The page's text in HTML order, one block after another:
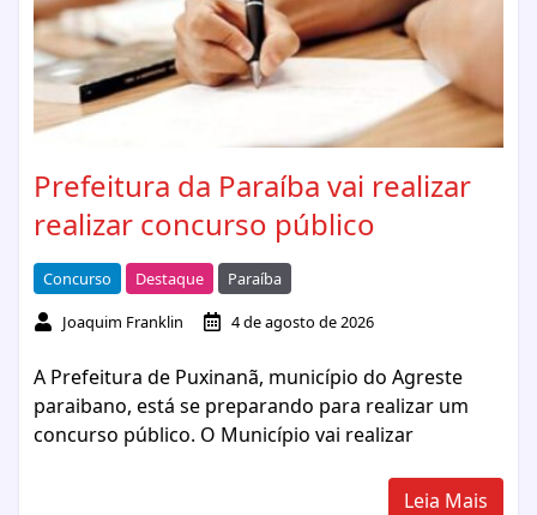
Prefeitura da Paraíba vai realizar
realizar concurso público
Concurso Destaque
Paraíba
Joaquim Franklin
4 de agosto de 2026
A Prefeitura de Puxinanã, município do Agreste
paraibano, está se preparando para realizar um
concurso público. O Município vai realizar
Leia Mais